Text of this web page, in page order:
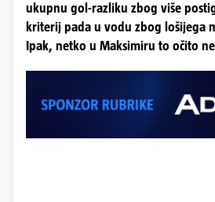
ukupnu gol-razliku zbog više
kriterij pada u vodu zbog lošijega
Ipak, netko u Maksimiru to očito